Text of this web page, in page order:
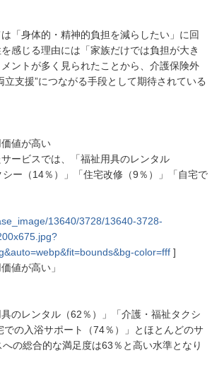
「身体的・精神的負担を減らしたい」に回
感じる理由には「家族だけでは負担が大き
ントが多く見られたことから、介護保険外
支援”につながる手段として期待されている
値が高い
ービスでは、「福祉用具のレンタル
ー（14％）」「住宅改修（9％）」「自宅で
13640/3728/13640-3728-
color=fff ]
値が高い」
のレンタル（62％）」「介護・福祉タクシ
の入浴サポート（74％）」とほとんどのサ
の総合的な満足度は63％と高い水準となり